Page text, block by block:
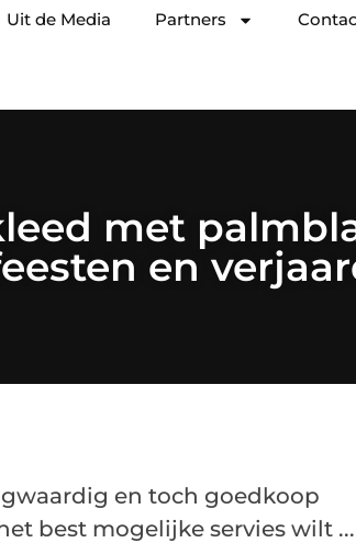
Uit de Media Partners
met
en
en toch goedkoop
best mogelijke servies wilt ...